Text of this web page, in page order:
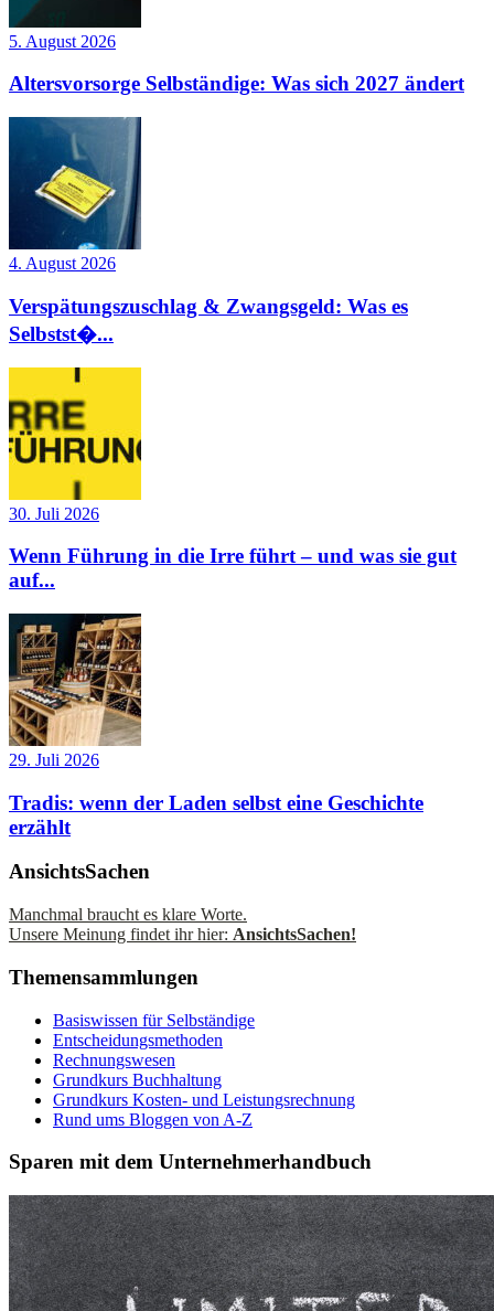
5. August 2026
Altersvorsorge Selbständige: Was sich 2027 ändert
4. August 2026
Verspätungszuschlag & Zwangsgeld: Was es
Selbstst�...
30. Juli 2026
Wenn Führung in die Irre führt – und was sie gut
auf...
29. Juli 2026
Tradis: wenn der Laden selbst eine Geschichte
erzählt
AnsichtsSachen
Manchmal braucht es klare Worte.
Unsere Meinung findet ihr hier: AnsichtsSachen!
Themensammlungen
Basiswissen für Selbständige
Entscheidungsmethoden
Rechnungswesen
Grundkurs Buchhaltung
Grundkurs Kosten- und Leistungsrechnung
Rund ums Bloggen von A-Z
Sparen mit dem Unternehmerhandbuch